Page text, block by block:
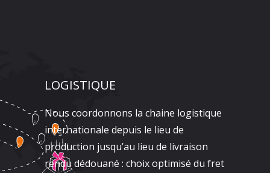
LOGISTIQUE
Nous coordonnons la chaine logistique
internationale depuis le lieu de
production jusqu’au lieu de livraison
rendu dédouané : choix optimisé du fret